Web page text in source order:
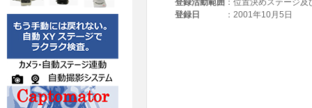
登録活動範囲 ： 位置決めステージ及
登録日
： 2001年10月5日